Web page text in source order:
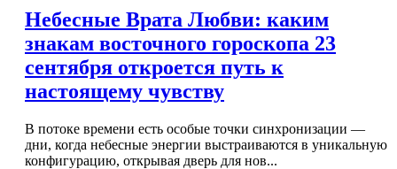
Небесные Врата Любви: каким
знакам восточного гороскопа 23
сентября откроется путь к
настоящему чувству
В потоке времени есть особые точки синхронизации —
дни, когда небесные энергии выстраиваются в уникальную
конфигурацию, открывая дверь для нов...